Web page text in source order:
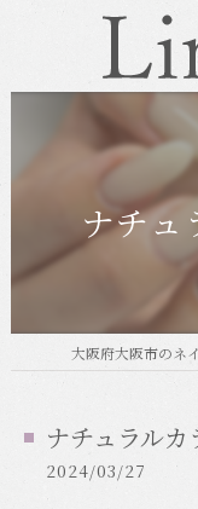
ナチュ
ナチュラル
2024/03/27